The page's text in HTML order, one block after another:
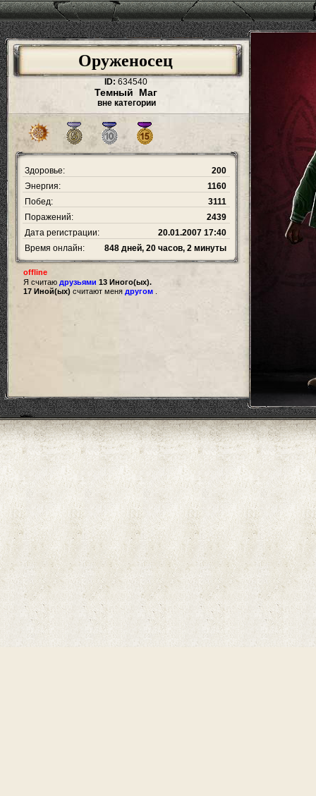
Оруженосец
ID: 634540
Темный Маг
вне категории
Здоровье:
200
Энергия:
1160
Побед:
3111
Поражений:
2439
Дата регистрации:
20.01.2007 17:40
Время онлайн:
848 дней, 20 часов, 2 минуты
offline
Я считаю друзьями 13 Иного(ых).
17 Иной(ых) считают меня другом